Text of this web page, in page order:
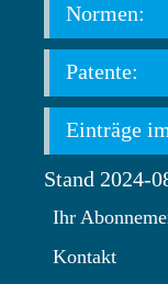
Normen:
Patente:
Einträge
Stand 2024-
Ihr
Kontakt